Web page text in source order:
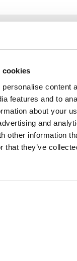
cookies
content
features and to
about your
and
other information
that they’ve
Dit
zowel
de
eerste